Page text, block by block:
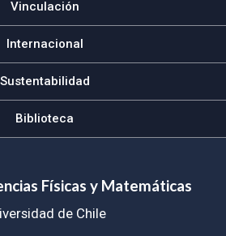
Vinculación
Internacional
Sustentabilidad
Biblioteca
Físicas y Matemáticas
de Chile